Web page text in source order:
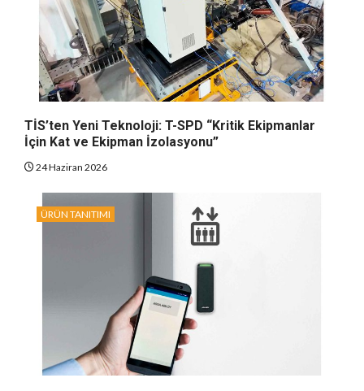
TİS’ten Yeni Teknoloji: T-SPD “Kritik Ekipmanlar
İçin Kat ve Ekipman İzolasyonu”
24 Haziran 2026
ÜRÜN TANITIMI